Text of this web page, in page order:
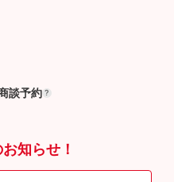
談予約 ?
知らせ！